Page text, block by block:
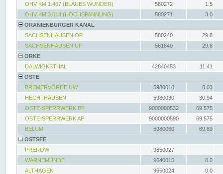
OHV KM 1.467 (BLAUES WUNDER)
580272
1.5
OHV KM 3.014 (HOCHSPANNUNG)
580271
3.0
ORANIENBURGER KANAL
SACHSENHAUSEN OP
580240
29.8
SACHSENHAUSEN UP
581840
29.8
ORKE
DALWIGKSTHAL
42840453
11.41
OSTE
BREMERVÖRDE UW
5980010
0.03
HECHTHAUSEN
5980030
30.94
OSTE-SPERRWERK BP
9000000532
69.575
OSTE-SPERRWERK AP
9000000590
69.575
BELUM
5980060
69.89
OSTSEE
PREROW
9650027
WARNEMÜNDE
9640015
0.0
ALTHAGEN
9650024
0.0